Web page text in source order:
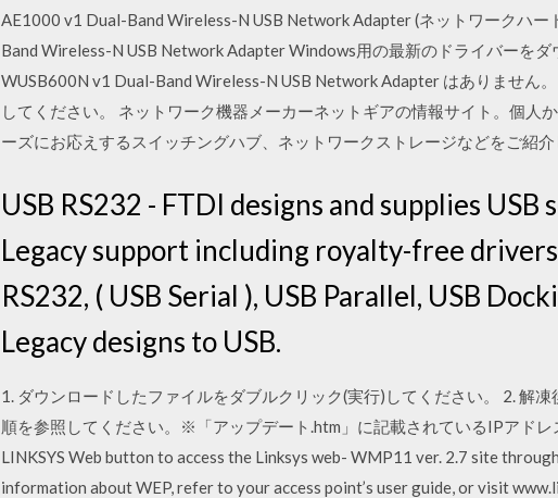
AE1000 v1 Dual-Band Wireless-N USB Network Adapter (ネットワークハ
Band Wireless-N USB Network Adapter Windows用の最新のドライバーを
WUSB600N v1 Dual-Band Wireless-N USB Network Adapter はありません
してください。 ネットワーク機器メーカーネットギアの情報サイト。個人
ーズにお応えするスイッチングハブ、ネットワークストレージなどをご紹介
USB RS232 - FTDI designs and supplies
Legacy support including royalty-free
RS232, ( USB Serial ), USB Parallel, USB
Legacy designs to USB.
1. ダウンロードしたファイルをダブルクリック(実行)してください。 2. 解
順を参照してください。※「アップデート.htm」に記載されているIPアド
LINKSYS Web button to access the Linksys web- WMP11 ver. 2.7 site
information about WEP, refer to your access point’s user guide, or visit